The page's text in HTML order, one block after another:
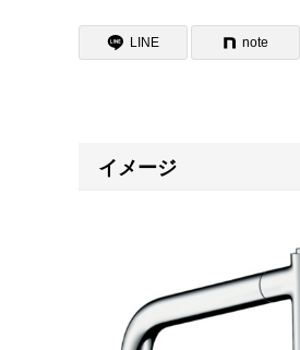
LINE note
イメージ